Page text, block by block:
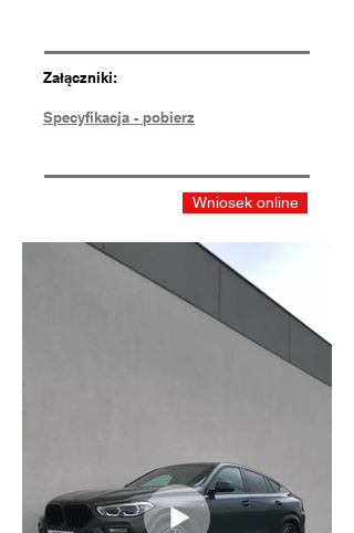
Załączniki:
Specyfikacja - pobierz
Wniosek online